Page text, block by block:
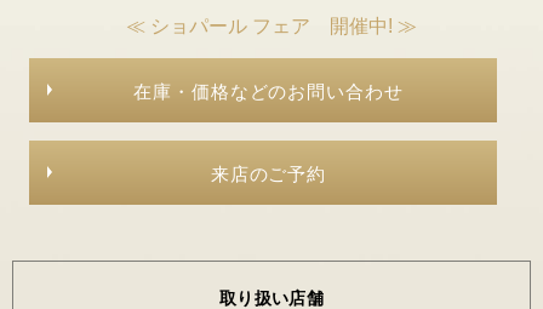
≪ ショパール フェア 開催中! ≫
在庫・価格などのお問い合わせ
来店のご予約
取り扱い店舗